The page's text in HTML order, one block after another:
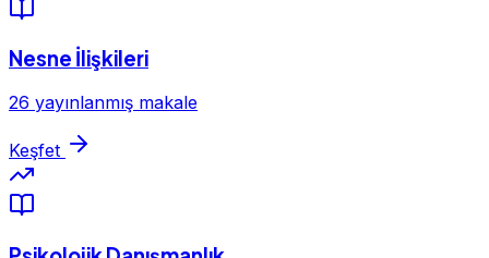
Nesne İlişkileri
26 yayınlanmış makale
Keşfet